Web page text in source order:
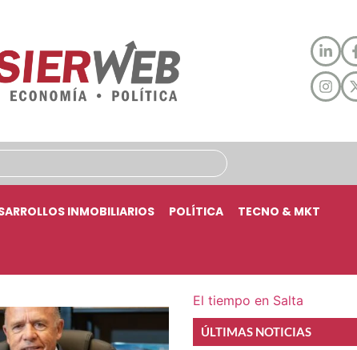
INMOBILIARIOS POLÍTICA TECNO & MKT
El tiempo en Salta
ÚLTIMAS NOTICIAS